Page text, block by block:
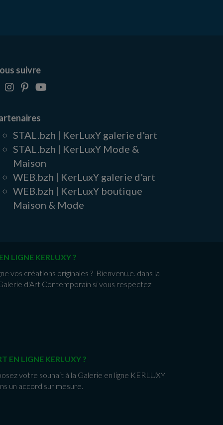
suivre
STAL.bzh | KerLuxY galerie d'art
STAL.bzh | KerLuxY Mode &
Maison
WEB.bzh | KerLuxY galerie d'art
WEB.bzh | KerLuxY boutique
Maison & Mode
LIGNE KERLUXY ?
vos créations originales ? Bienvenu.e. dans la
d'Art Contemporain si vous respectez
EN LIGNE KERLUXY ?
votre souhait à la Galerie en ligne KERLUXY
un accord sur mesure.